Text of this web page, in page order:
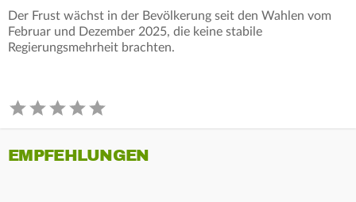
Der Frust wächst in der Bevölkerung seit den Wahlen vom
Februar und Dezember 2025, die keine stabile
Regierungsmehrheit brachten.
EMPFEHLUNGEN